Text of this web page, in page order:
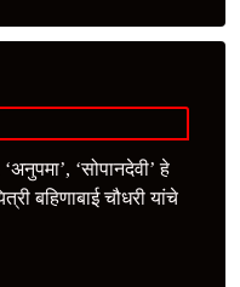
‘सोपानदेवी’ हे
बहिणाबाई चौधरी यांचे